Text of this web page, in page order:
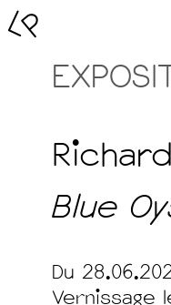
L
P
Blue
Du
Vernissage